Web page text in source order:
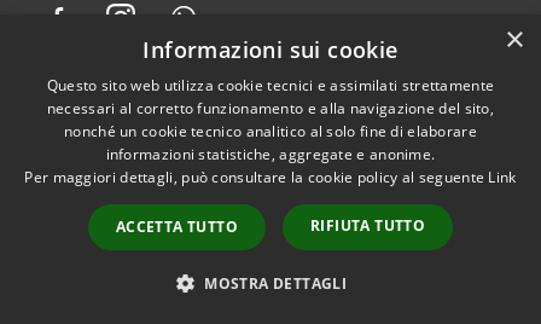
FacebookInstagram
Accessibilità
Privacy
Mappa del sito
Copyright © 2026 • Comune di
Piedimonte San Germano •
Powered by Municipium
Accesso redazione
×
Informazioni sui cookie
Questo sito web utilizza cookie tecnici e assimilati strettamente
necessari al corretto funzionamento e alla navigazione del sito,
nonché un cookie tecnico analitico al solo fine di elaborare
informazioni statistiche, aggregate e anonime.
Per maggiori dettagli, può consultare la cookie policy al seguente Link
ACCETTA TUTTO RIFIUTA TUTTO
MOSTRA DETTAGLI